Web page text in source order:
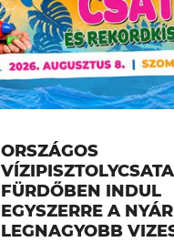
ORSZÁGOS
FÜRDŐBEN INDUL
EGYSZERRE A NYÁR
LEGNAGYOBB